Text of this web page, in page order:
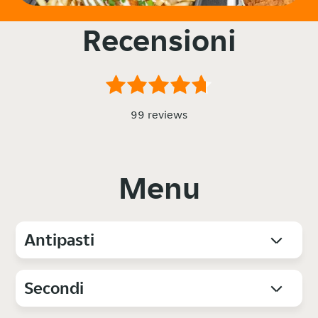
Recensioni
99 reviews
Menu
Antipasti
Secondi